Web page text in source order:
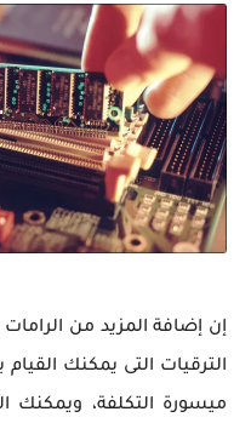
إن إضافة المزيد من
الترقيات التى يمكنك
ميسورة التكلفة، ويمكنك